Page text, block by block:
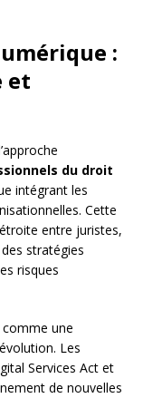
:
et
du droit
intégrant les
Cette
entre juristes,
stratégies
risques
comme une
Les
Services Act et
de nouvelles